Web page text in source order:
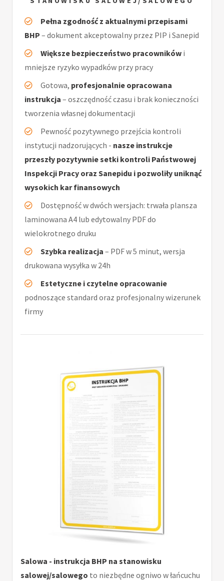
Pełna zgodność z aktualnymi przepisami
BHP – dokument akceptowalny przez PIP i Sanepid
Większe bezpieczeństwo pracowników i
mniejsze ryzyko wypadków przy pracy
Gotowa, profesjonalnie opracowana
instrukcja – oszczędność czasu i brak konieczności
tworzenia własnej dokumentacji
Pewność pozytywnego przejścia kontroli
instytucji nadzorujących - nasze instrukcje
przeszły pozytywnie setki kontroli Państwowej
Inspekcji Pracy oraz Sanepidu i pozwoliły uniknąć
wysokich kar finansowych
Dostępność w dwóch wersjach: trwała plansza
laminowana A4 lub edytowalny PDF do
wielokrotnego druku
Szybka realizacja – PDF w 5 minut, wersja
drukowana wysyłka w 24h
Estetyczne i czytelne opracowanie
podnoszące standard oraz profesjonalny wizerunek
firmy
Salowa - instrukcja BHP na stanowisku
salowej/salowego to niezbędne ogniwo w łańcuchu